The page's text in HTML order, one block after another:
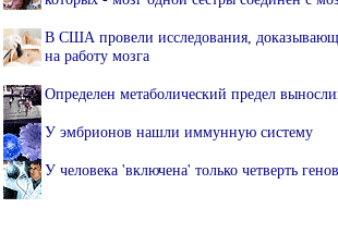
В США провели исследования,
на работу мозга
Определен метаболический предел
У эмбрионов нашли иммунную систему
У человека 'включена' только четверть генов